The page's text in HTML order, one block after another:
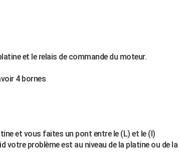
et le relais de commande du moteur.
4 bornes
et vous faites un pont entre le (L) et le (I)
problème est au niveau de la platine ou de la